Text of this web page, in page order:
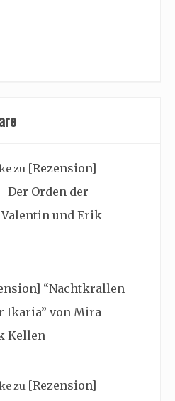
zu [Rezension]
Der Orden der
und Erik
“Nachtkrallen
Ikaria” von Mira
Kellen
zu [Rezension]